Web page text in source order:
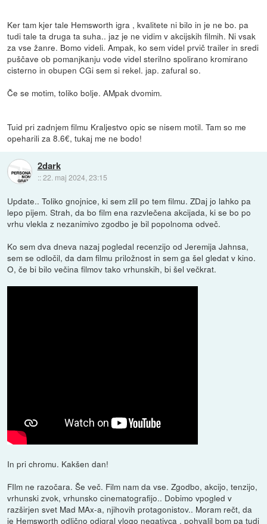
Ker tam kjer tale Hemsworth igra , kvalitete ni bilo in je ne bo. pa
tudi tale ta druga ta suha.. jaz je ne vidim v akcijskih filmih. Ni vsak
za vse žanre. Bomo videli. Ampak, ko sem videl prvič trailer in sredi
puščave ob pomanjkanju vode videl sterilno spolirano kromirano
cisterno in obupen CGi sem si rekel. jap. zafural so.
Če se motim, toliko bolje. AMpak dvomim.
Tuid pri zadnjem filmu Kraljestvo opic se nisem motil. Tam so me
opeharili za 8.6€, tukaj me ne bodo!
2dark
::22. maj 2024, 23:15
Update.. Toliko gnojnice, ki sem zlil po tem filmu. ZDaj jo lahko pa
lepo pijem. Strah, da bo film ena razvlečena akcijada, ki se bo po
vrhu vlekla z nezanimivo zgodbo je bil popolnoma odveč.
Ko sem dva dneva nazaj pogledal recenzijo od Jeremija Jahnsa,
sem se odločil, da dam filmu priložnost in sem ga šel gledat v kino.
O, če bi bilo večina filmov tako vrhunskih, bi šel večkrat.
In pri chromu. Kakšen dan!
FIlm ne razočara. Še več. Film nam da vse. Zgodbo, akcijo, tenzijo,
vrhunski zvok, vrhunsko cinematografijo.. Dobimo vpogled v
razširjen svet Mad MAx-a, njihovih protagonistov.. Moram rečt, da
je Hemsworth odlično odigral vlogo negativca , pohvalil bom pa tudi